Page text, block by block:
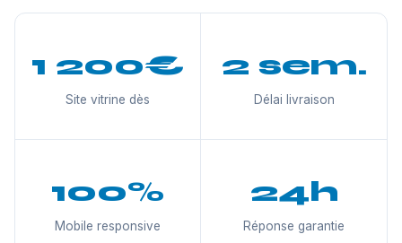
1 200€
Site vitrine dès
2 sem.
Délai livraison
100%
Mobile responsive
24h
Réponse garantie